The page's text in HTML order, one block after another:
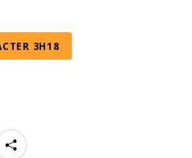
3H18